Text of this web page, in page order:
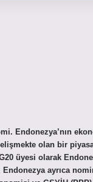
Endonezya’nın
olan bir
üyesi olarak
ayrıca